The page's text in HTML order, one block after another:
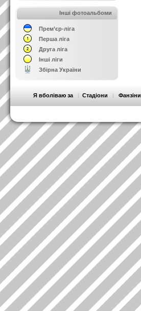
Інші фотоальбоми
Прем’єр-ліга
Перша ліга
Друга ліга
Інші ліги
Збірна України
Я вболіваю за | Стадіони | Фанзіни